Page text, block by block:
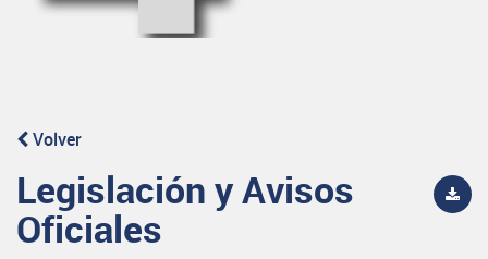
Volver
Legislación y Avisos
Oficiales